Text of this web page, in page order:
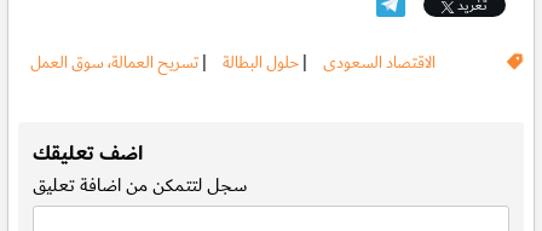
تغريد
الاقتصاد السعودى |حلول البطالة |تسريح العمالة، سوق العمل
اضف تعليقك
سجللتتمكن من اضافة تعليق